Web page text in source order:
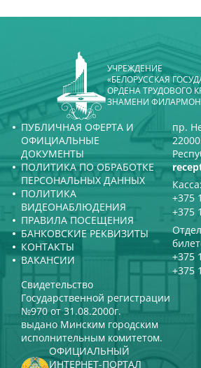
УЧРЕЖДЕНИЕ
«БЕЛОРУССКАЯ
ОРДЕНА ТРУДОВОГО
ЗНАМЕНИ
ПУБЛИЧНАЯ ОФЕРТА И
ОФИЦИАЛЬНЫЕ
ДОКУМЕНТЫ
ПОЛИТИКА ПО ОБРАБОТКЕ
ПЕРСОНАЛЬНЫХ ДАННЫХ
ПОЛИТИКА
ВИДЕОНАБЛЮДЕНИЯ
ПРАВИЛА ПОСЕЩЕНИЯ
БАНКОВСКИЕ РЕКВИЗИТЫ
КОНТАКТЫ
ВАКАНСИИ
пр.
Касса:
+375
+375
+375
+375
Свидетельство
Государственной регистрации
№970 от 31.08.2000г.
выдано Минским городским
исполнительным комитетом.
ОФИЦИАЛЬНЫЙ
ИНТЕРНЕТ-ПОРТАЛ